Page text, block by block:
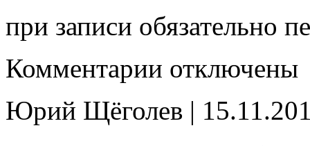
при записи обязательно
Комментарии записи
off)
отключены
Юрий Щёголев |